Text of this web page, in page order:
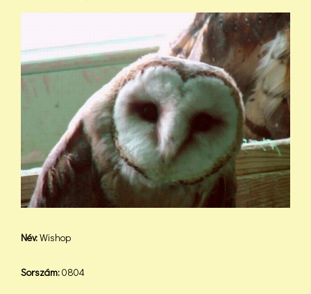
Név:Wishop
Sorszám:0804